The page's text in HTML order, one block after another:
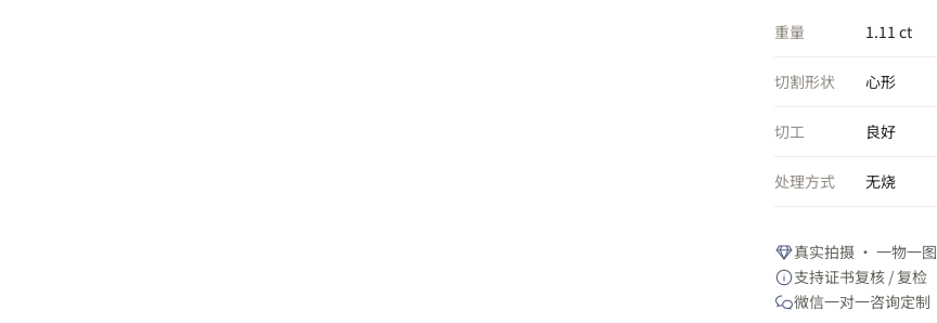
重量 1.11 ct
切割形状 心形
切工 良好
处理方式 无烧
真实拍摄 · 一物一图
支持证书复核 / 复检
微信一对一咨询定制